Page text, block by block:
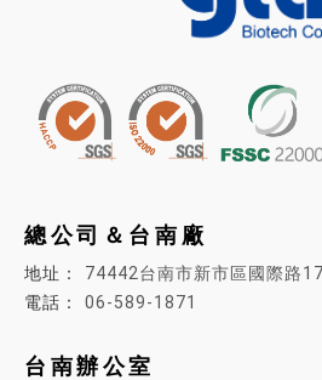
總公司＆台南廠
74442台南市新市區國際路
06-589-1871
台南辦公室